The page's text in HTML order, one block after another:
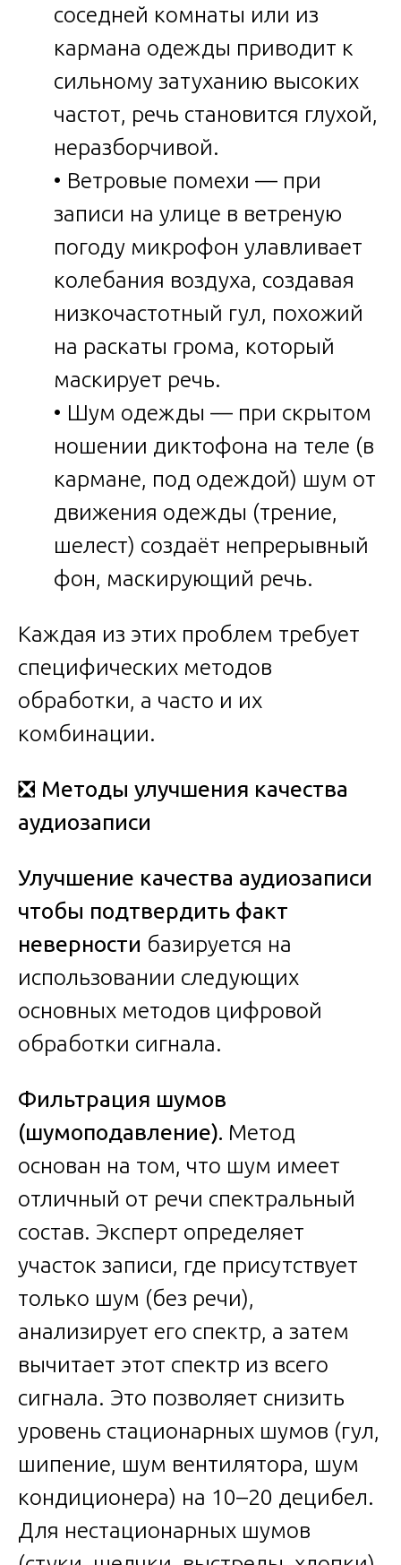
соседней комнаты или из
кармана одежды приводит к
сильному затуханию высоких
частот, речь становится глухой,
неразборчивой.
• Ветровые помехи — при
записи на улице в ветреную
погоду микрофон улавливает
колебания воздуха, создавая
низкочастотный гул, похожий
на раскаты грома, который
маскирует речь.
• Шум одежды — при скрытом
ношении диктофона на теле (в
кармане, под одеждой) шум от
движения одежды (трение,
шелест) создаёт непрерывный
фон, маскирующий речь.
Каждая из этих проблем требует
специфических методов
обработки, а часто и их
комбинации.
❎ Методы улучшения качества
аудиозаписи
Улучшение качества аудиозаписи
чтобы подтвердить факт
неверности базируется на
использовании следующих
основных методов цифровой
обработки сигнала.
Фильтрация шумов
(шумоподавление). Метод
основан на том, что шум имеет
отличный от речи спектральный
состав. Эксперт определяет
участок записи, где присутствует
только шум (без речи),
анализирует его спектр, а затем
вычитает этот спектр из всего
сигнала. Это позволяет снизить
уровень стационарных шумов (гул,
шипение, шум вентилятора, шум
кондиционера) на 10–20 децибел.
Для нестационарных шумов